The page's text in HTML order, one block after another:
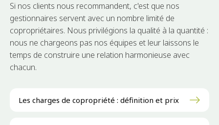
Si nos clients nous recommandent, c'est que nos
gestionnaires servent avec un nombre limité de
copropriétaires. Nous privilégions la qualité à la quantité :
nous ne chargeons pas nos équipes et leur laissons le
temps de construire une relation harmonieuse avec
chacun.
Les charges de copropriété : définition et prix